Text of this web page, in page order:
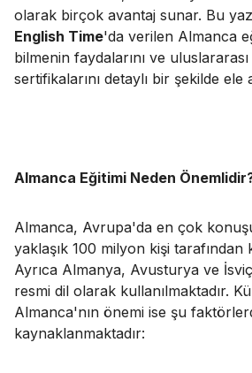
olarak birçok avantaj sunar. Bu
English Time'da verilen Almanca
bilmenin faydalarını ve
sertifikalarını detaylı bir şekilde ele
Almanca Eğitimi Neden
Almanca, Avrupa'da en çok
yaklaşık 100 milyon kişi tarafından
Ayrıca Almanya, Avusturya ve
resmi dil olarak kullanılmaktadır.
Almanca'nın önemi ise şu
kaynaklanmaktadır: